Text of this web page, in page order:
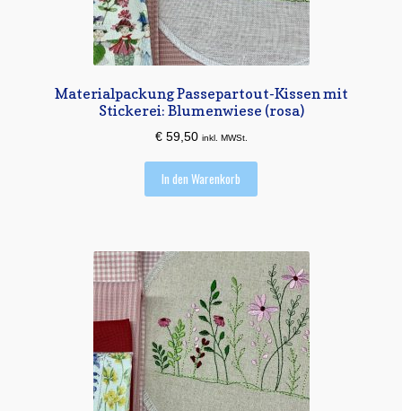
Materialpackung Passepartout-Kissen mit
Stickerei: Blumenwiese (rosa)
€59,50 inkl. MWSt.
In den Warenkorb